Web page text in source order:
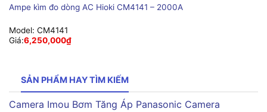
Ampe kìm đo dòng AC Hioki CM4141 – 2000A
Model: CM4141
Giá:6,250,000₫
SẢN PHẨM HAY TÌM KIẾM
Camera Imou Bơm Tăng Áp Panasonic Camera